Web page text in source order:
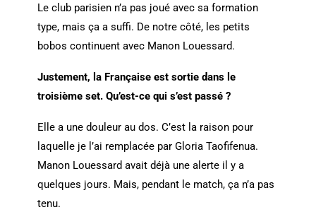
Le club parisien n’a pas joué avec sa formation
type, mais ça a suffi. De notre côté, les petits
bobos continuent avec Manon Louessard.
Justement, la Française est sortie dans le
troisième set. Qu’est-ce qui s’est passé ?
Elle a une douleur au dos. C’est la raison pour
laquelle je l’ai remplacée par Gloria Taofifenua.
Manon Louessard avait déjà une alerte il y a
quelques jours. Mais, pendant le match, ça n’a pas
tenu.